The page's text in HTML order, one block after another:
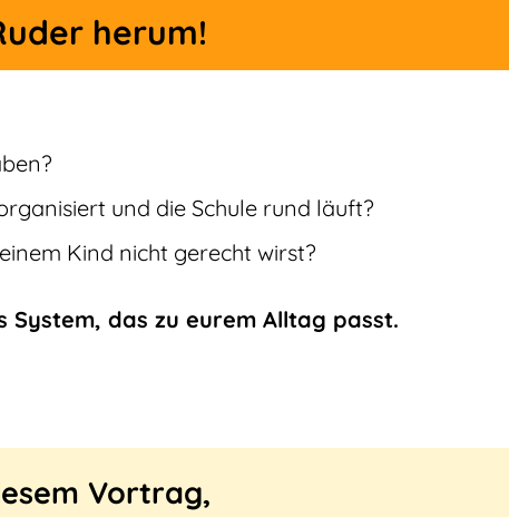
herum!
und die Schule rund läuft?
Kind nicht gerecht wirst?
das zu eurem Alltag passt.
Vortrag,